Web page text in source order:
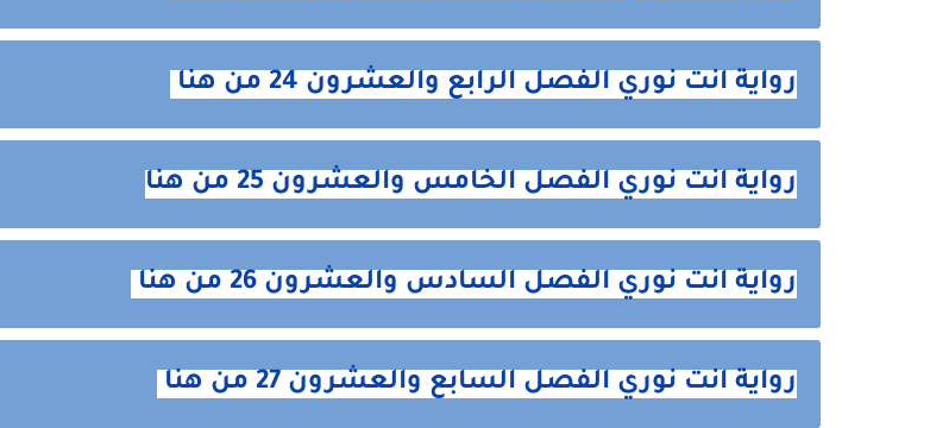
رواية انت نوري الفصل الرابع والعشرون 24 من هنا
رواية انت نوري الفصل الخامس والعشرون 25 من هنا
رواية انت نوري الفصل السادس والعشرون 26 من هنا
رواية انت نوري الفصل السابع والعشرون 27 من هنا